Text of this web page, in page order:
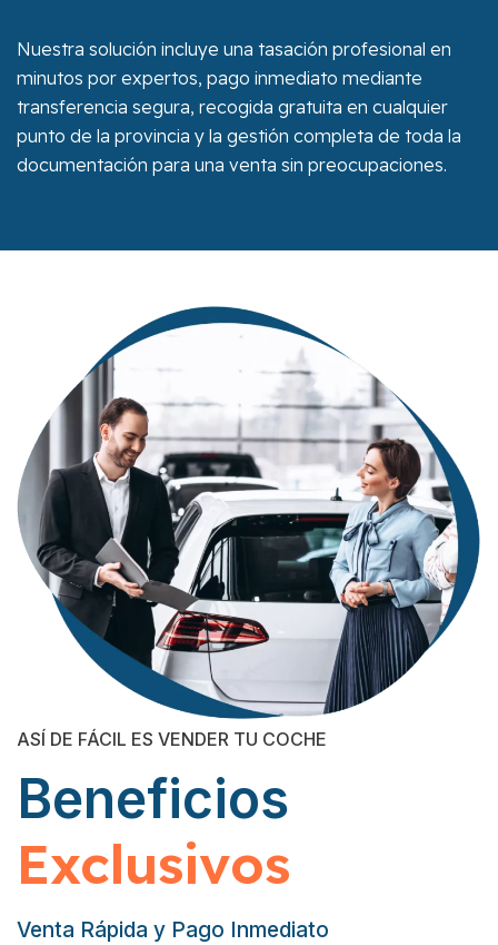
Nuestra solución incluye una tasación profesional en
minutos por expertos, pago inmediato mediante
transferencia segura, recogida gratuita en cualquier
punto de la provincia y la gestión completa de toda la
documentación para una venta sin preocupaciones.
ASÍ DE FÁCIL ES VENDER TU COCHE
Beneficios
Exclusivos
Venta Rápida y Pago Inmediato